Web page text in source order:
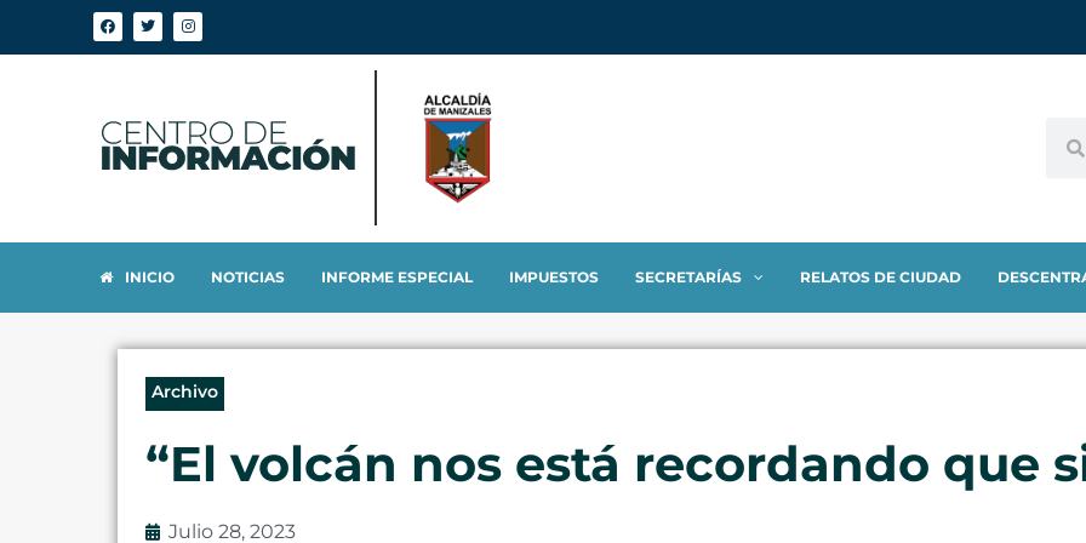
INICIO NOTICIAS INFORME ESPECIAL IMPUESTOS SECRETARÍAS RELATOS DE CIUDAD
Archivo
“El volcán nos está recordando que
Julio 28, 2023